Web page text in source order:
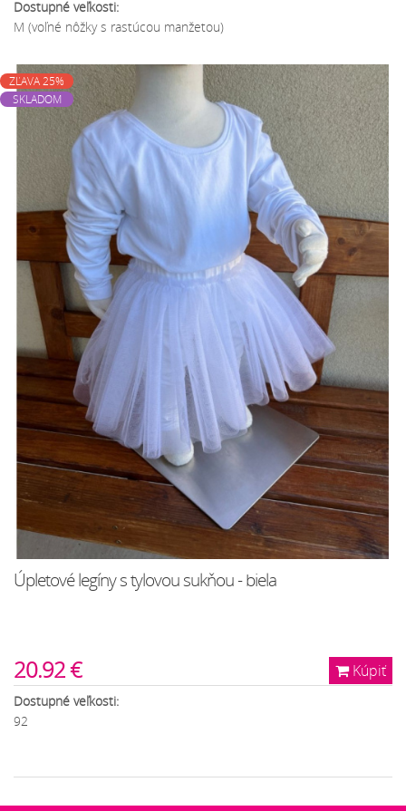
Dostupné veľkosti:
M (voľné nôžky s rastúcou manžetou)
ZĽAVA 25%
SKLADOM
Úpletové legíny s tylovou sukňou - biela
Kúpiť
20.92 €
Dostupné veľkosti:
92